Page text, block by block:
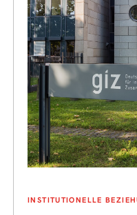
INSTITUTIONELLE